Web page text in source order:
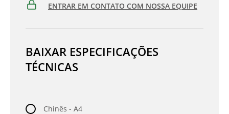
ENTRAR EM CONTATO COM NOSSA EQUIPE
BAIXAR ESPECIFICAÇÕES
TÉCNICAS
Chinês - A4